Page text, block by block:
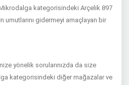
kategorisindeki Arçelik 897
umutlarını gidermeyi amaçlayan bir
yönelik sorularınızda da size
kategorisindeki diğer mağazalar ve